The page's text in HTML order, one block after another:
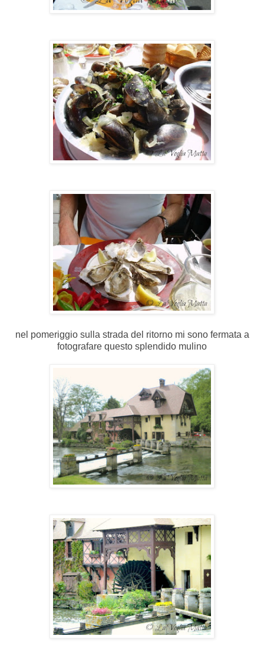
nel pomeriggio sulla strada del ritorno mi sono fermata a
fotografare questo splendido mulino